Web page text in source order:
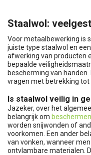
Staalwol:
Voor metaalbewerking is
juiste type staalwol en
afwerking van producten
bepaalde
bescherming van
vragen met betrekking tot
Is staalwol veilig in
Jazeker, over het
belangrijk om
worden snijwonden of
voorkomen. Een ander
van vonken, wanneer
ontvlambare materialen.